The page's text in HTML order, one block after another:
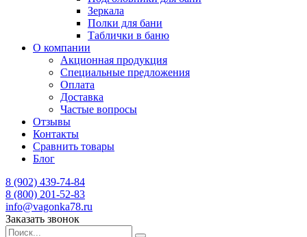
Зеркала
Полки для бани
Таблички в баню
О компании
Акционная продукция
Специальные предложения
Оплата
Доставка
Частые вопросы
Отзывы
Контакты
Сравнить товары
Блог
8 (902) 439-74-84
8 (800) 201-52-83
info@vagonka78.ru
Заказать звонок
Искать: